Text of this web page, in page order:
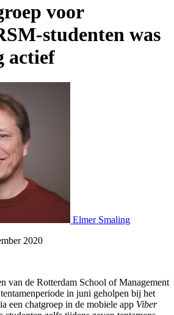
voor
studenten was
actief
Elmer Smaling
2020
van de Rotterdam School of Management
in juni geholpen bij het
een chatgroep in de mobiele app Viber